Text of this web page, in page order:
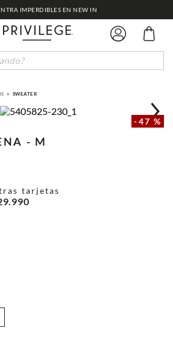
IMPERDIBLES EN NEW IN
SWEATER
-47 %
- M
tarjetas
.990